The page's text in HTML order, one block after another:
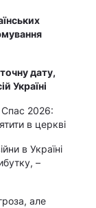
дату,
Україні
Спас 2026:
в церкві
в Україні
–
але